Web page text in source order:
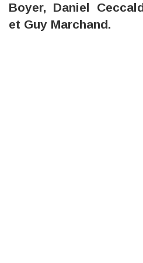
Boyer, Daniel
et Guy Marchand.